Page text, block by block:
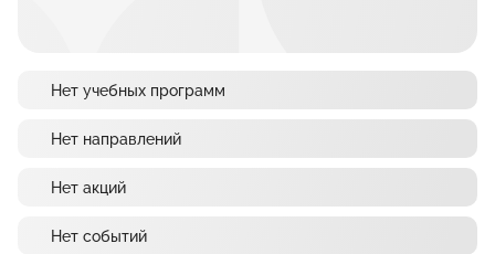
Нет учебных программ
Нет направлений
Нет акций
Нет событий